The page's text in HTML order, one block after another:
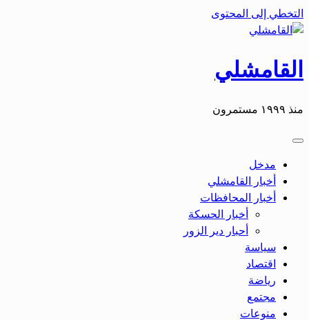
التخطي إلى المحتوى
القامشلي
منذ ١٩٩٩ مستمرون
مدخل
أخبار القامشلي
أخبار المحافظات
أخبار الحسكة
أحبار دير الزور
سياسة
اقتصاد
رياضة
مجتمع
منوعات